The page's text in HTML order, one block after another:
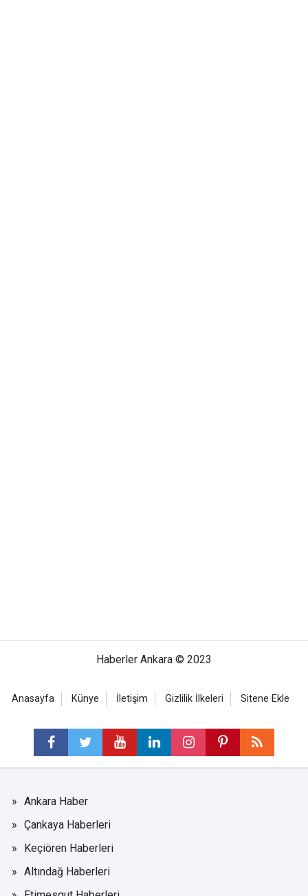
Haberler Ankara © 2023
Anasayfa Künye İletişim Gizlilik İlkeleri Sitene Ekle
Ankara Haber
Çankaya Haberleri
Keçiören Haberleri
Altındağ Haberleri